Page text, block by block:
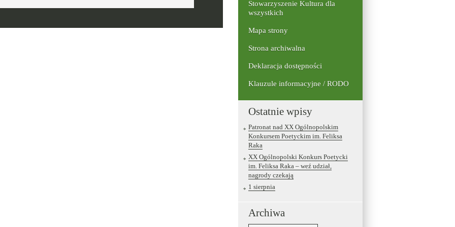
Stowarzyszenie Kultura dla
wszystkich
Mapa strony
Strona archiwalna
Deklaracja dostępności
Klauzule informacyjne / RODO
Ostatnie wpisy
Patronat nad XX Ogólnopolskim
Konkursem Poetyckim im. Feliksa
Raka
XX Ogólnopolski Konkurs Poetycki
im. Feliksa Raka – weź udział,
nagrody czekają
1 sierpnia
Archiwa